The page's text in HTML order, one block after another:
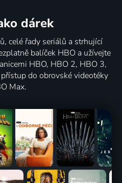
dárek
celé řady seriálů a strhující
balíček HBO a užívejte
HBO, HBO 2, HBO 3,
do obrovské videotéky
Max.